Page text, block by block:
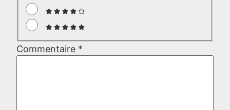
Commentaire *